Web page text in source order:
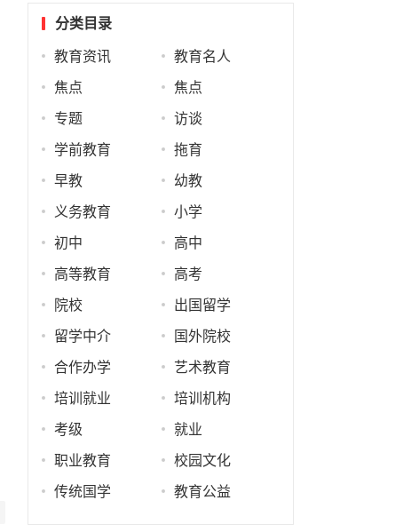
分类目录
教育资讯 教育名人
焦点 焦点
专题 访谈
学前教育 拖育
早教 幼教
义务教育 小学
初中 高中
高等教育 高考
院校 出国留学
留学中介 国外院校
合作办学 艺术教育
培训就业 培训机构
考级 就业
职业教育 校园文化
传统国学 教育公益